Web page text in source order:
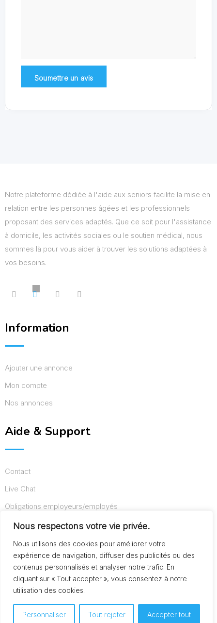
Nous respectons votre vie privée.
Nous utilisons des cookies pour améliorer votre
expérience de navigation, diffuser des publicités ou des
contenus personnalisés et analyser notre trafic. En
cliquant sur « Tout accepter », vous consentez à notre
utilisation des cookies.
Personnaliser Tout rejeter Accepter tout
Notre plateforme dédiée à l'aide aux seniors facilite la mise en
relation entre les personnes âgées et les professionnels
proposant des services adaptés. Que ce soit pour l'assistance
à domicile, les activités sociales ou le soutien médical, nous
sommes là pour vous aider à trouver les solutions adaptées à
vos besoins.
Information
Ajouter une annonce
Mon compte
Nos annonces
Aide & Support
Contact
Live Chat
Obligations employeurs/employés
Conditions d’utilisation
Mentions légales
© Copyright AideAuxSeniors.fr 2024. Designed and
Developed by